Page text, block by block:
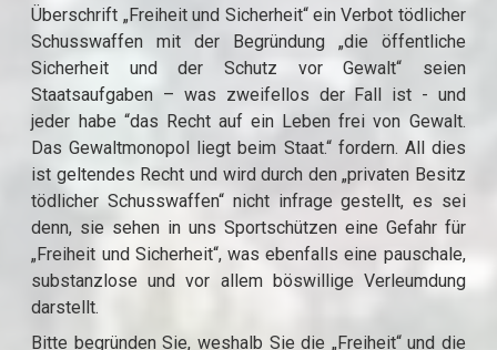
Überschrift „Freiheit und Sicherheit“ ein Verbot tödlicher
Schusswaffen mit der Begründung „die öffentliche
Sicherheit und der Schutz vor Gewalt“ seien
Staatsaufgaben – was zweifellos der Fall ist - und
jeder habe “das Recht auf ein Leben frei von Gewalt.
Das Gewaltmonopol liegt beim Staat.“ fordern. All dies
ist geltendes Recht und wird durch den „privaten Besitz
tödlicher Schusswaffen“ nicht infrage gestellt, es sei
denn, sie sehen in uns Sportschützen eine Gefahr für
„Freiheit und Sicherheit“, was ebenfalls eine pauschale,
substanzlose und vor allem böswillige Verleumdung
darstellt.
Bitte begründen Sie, weshalb Sie die „Freiheit“ und die